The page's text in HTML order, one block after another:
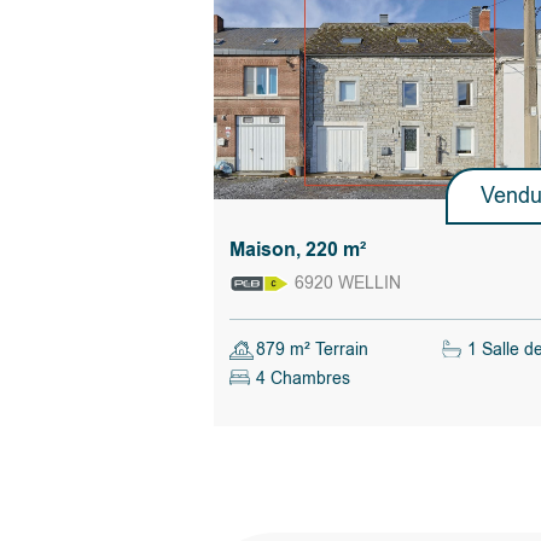
Vendu
Maison, 220 m²
6920 WELLIN
879 m² Terrain
1 Salle
4 Chambres